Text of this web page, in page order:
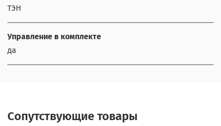
ТЭН
Управление в комплекте
да
Сопутствующие товары